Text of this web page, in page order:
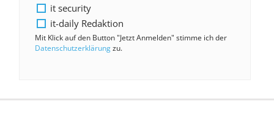
it security
it-daily Redaktion
Mit Klick auf den Button "Jetzt Anmelden" stimme ich der
Datenschutzerklärungzu.